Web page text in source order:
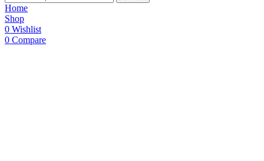
Home
Shop
0 Wishlist
0 Compare